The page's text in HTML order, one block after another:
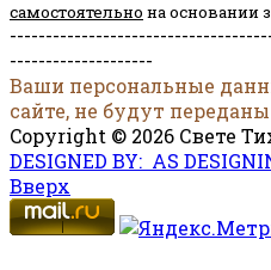
самостоятельно на основании
--------------------
Ваши персональные
сайте, не будут
Copyright © 2026 Свете
DESIGNED BY: AS
Вверх